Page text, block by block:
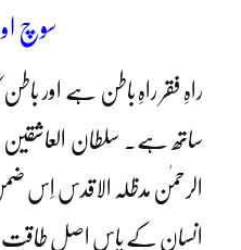
سوچ
راہِ فقر راہِ باطن ہے اور
ساتھ ہے۔ سلطان
الرحمٰن مدظلہ الاقدس اِس
انسان کے پاس اصل